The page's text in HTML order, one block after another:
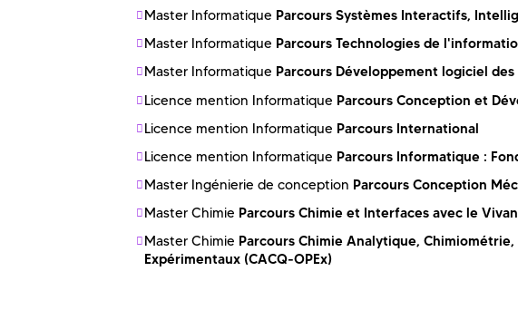
Master Informatique Parcours Systèmes Interactifs,
Master Informatique Parcours Technologies de
Master Informatique Parcours Développement logiciel
Licence mention Informatique Parcours Conception et
Licence mention Informatique Parcours International
Licence mention Informatique Parcours Informatique :
Master Ingénierie de conception Parcours Conception
Master Chimie Parcours Chimie et Interfaces avec le
Master Chimie Parcours Chimie Analytique,
Expérimentaux (CACQ-OPEx)